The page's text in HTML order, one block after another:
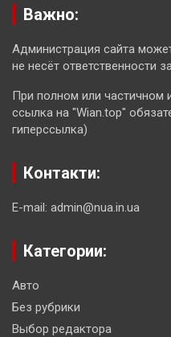
Важно:
Администрация сайта
не несёт ответственности
При полном или частичном
ссылка на "Wian.top"
гиперссылка)
Контакти:
E-mail: admin@nua.in.ua
Категории:
Авто
Без рубрики
Выбор редактора